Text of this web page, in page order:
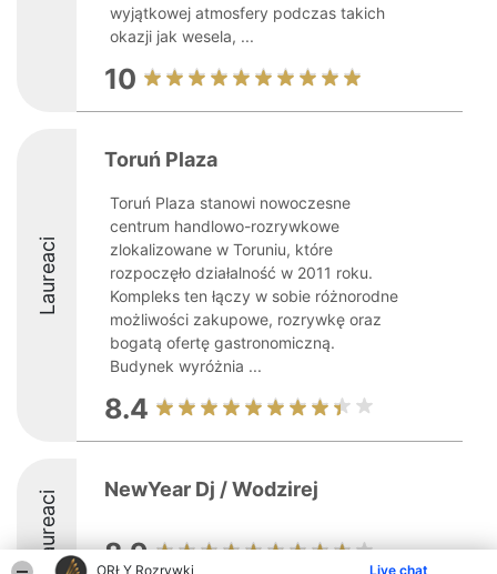
ORŁY Rozrywki Live chat
wyjątkowej atmosfery podczas takich
okazji jak wesela, ...
10
Laureaci
Toruń Plaza
Toruń Plaza stanowi nowoczesne
centrum handlowo-rozrywkowe
zlokalizowane w Toruniu, które
rozpoczęło działalność w 2011 roku.
Kompleks ten łączy w sobie różnorodne
możliwości zakupowe, rozrywkę oraz
bogatą ofertę gastronomiczną.
Budynek wyróżnia ...
8.4
Laureaci NewYear Dj / Wodzirej
8.9